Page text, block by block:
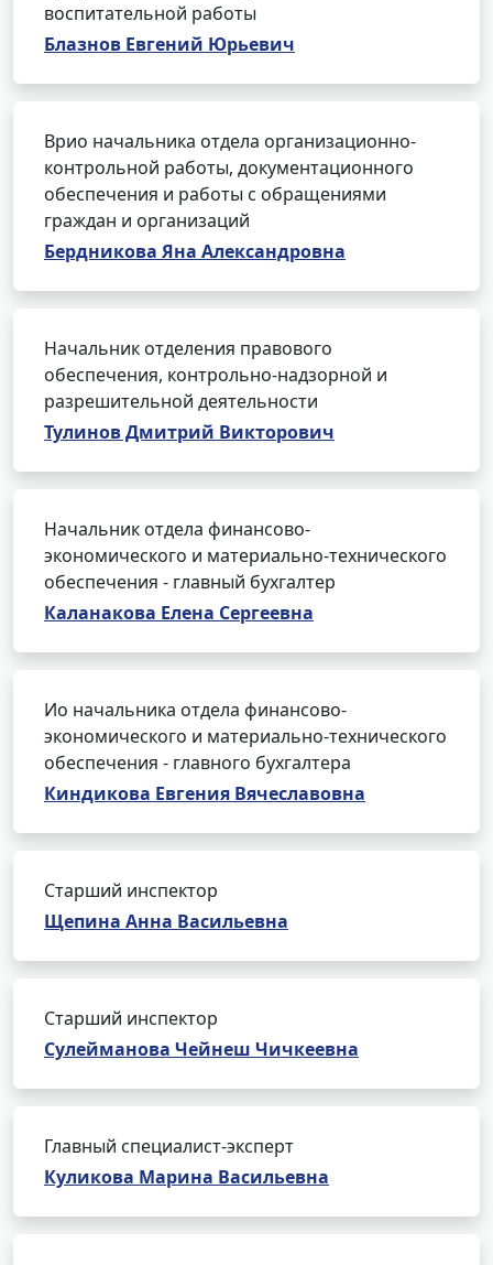
воспитательной работы
Блазнов Евгений Юрьевич
Врио начальника отдела организационно-
контрольной работы, документационного
обеспечения и работы с обращениями
граждан и организаций
Бердникова Яна Александровна
Начальник отделения правового
обеспечения, контрольно-надзорной и
разрешительной деятельности
Тулинов Дмитрий Викторович
Начальник отдела финансово-
экономического и материально-технического
обеспечения - главный бухгалтер
Каланакова Елена Сергеевна
Ио начальника отдела финансово-
экономического и материально-технического
обеспечения - главного бухгалтера
Киндикова Евгения Вячеславовна
Старший инспектор
Щепина Анна Васильевна
Старший инспектор
Сулейманова Чейнеш Чичкеевна
Главный специалист-эксперт
Куликова Марина Васильевна